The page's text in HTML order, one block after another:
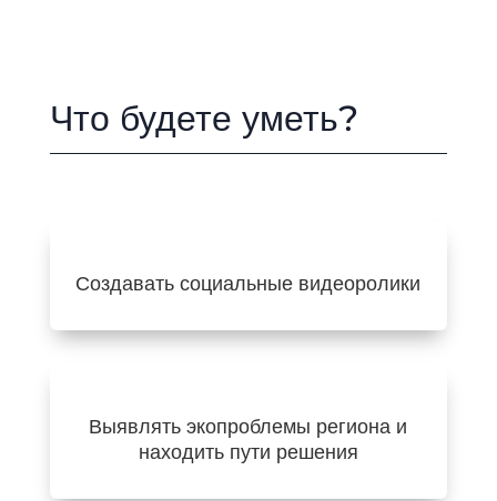
Что будете уметь?
Создавать социальные видеоролики
Выявлять экопроблемы региона и
находить пути решения